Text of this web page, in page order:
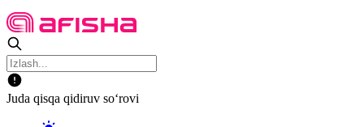
Juda qisqa qidiruv so‘rovi